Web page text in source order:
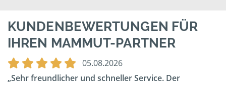
KUNDENBEWERTUNGEN FÜR
IHREN MAMMUT-PARTNER
05.08.2026
Sehr freundlicher und schneller Service. Der